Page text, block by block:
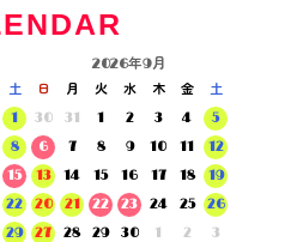
土
1
8
15
22
29
2026年9月
日 月 火 水 木 金
土
30
31 1 2 3 4
5
6
7 8 9 10 11
12
13
14 15 16 17 18
19
20
21 22 23 24 25
26
27
28 29 30 1 2 3